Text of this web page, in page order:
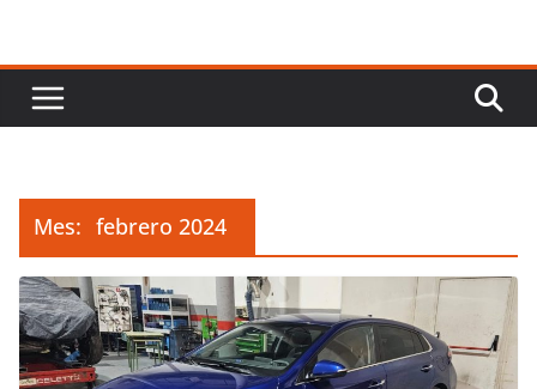
Mes: febrero 2024